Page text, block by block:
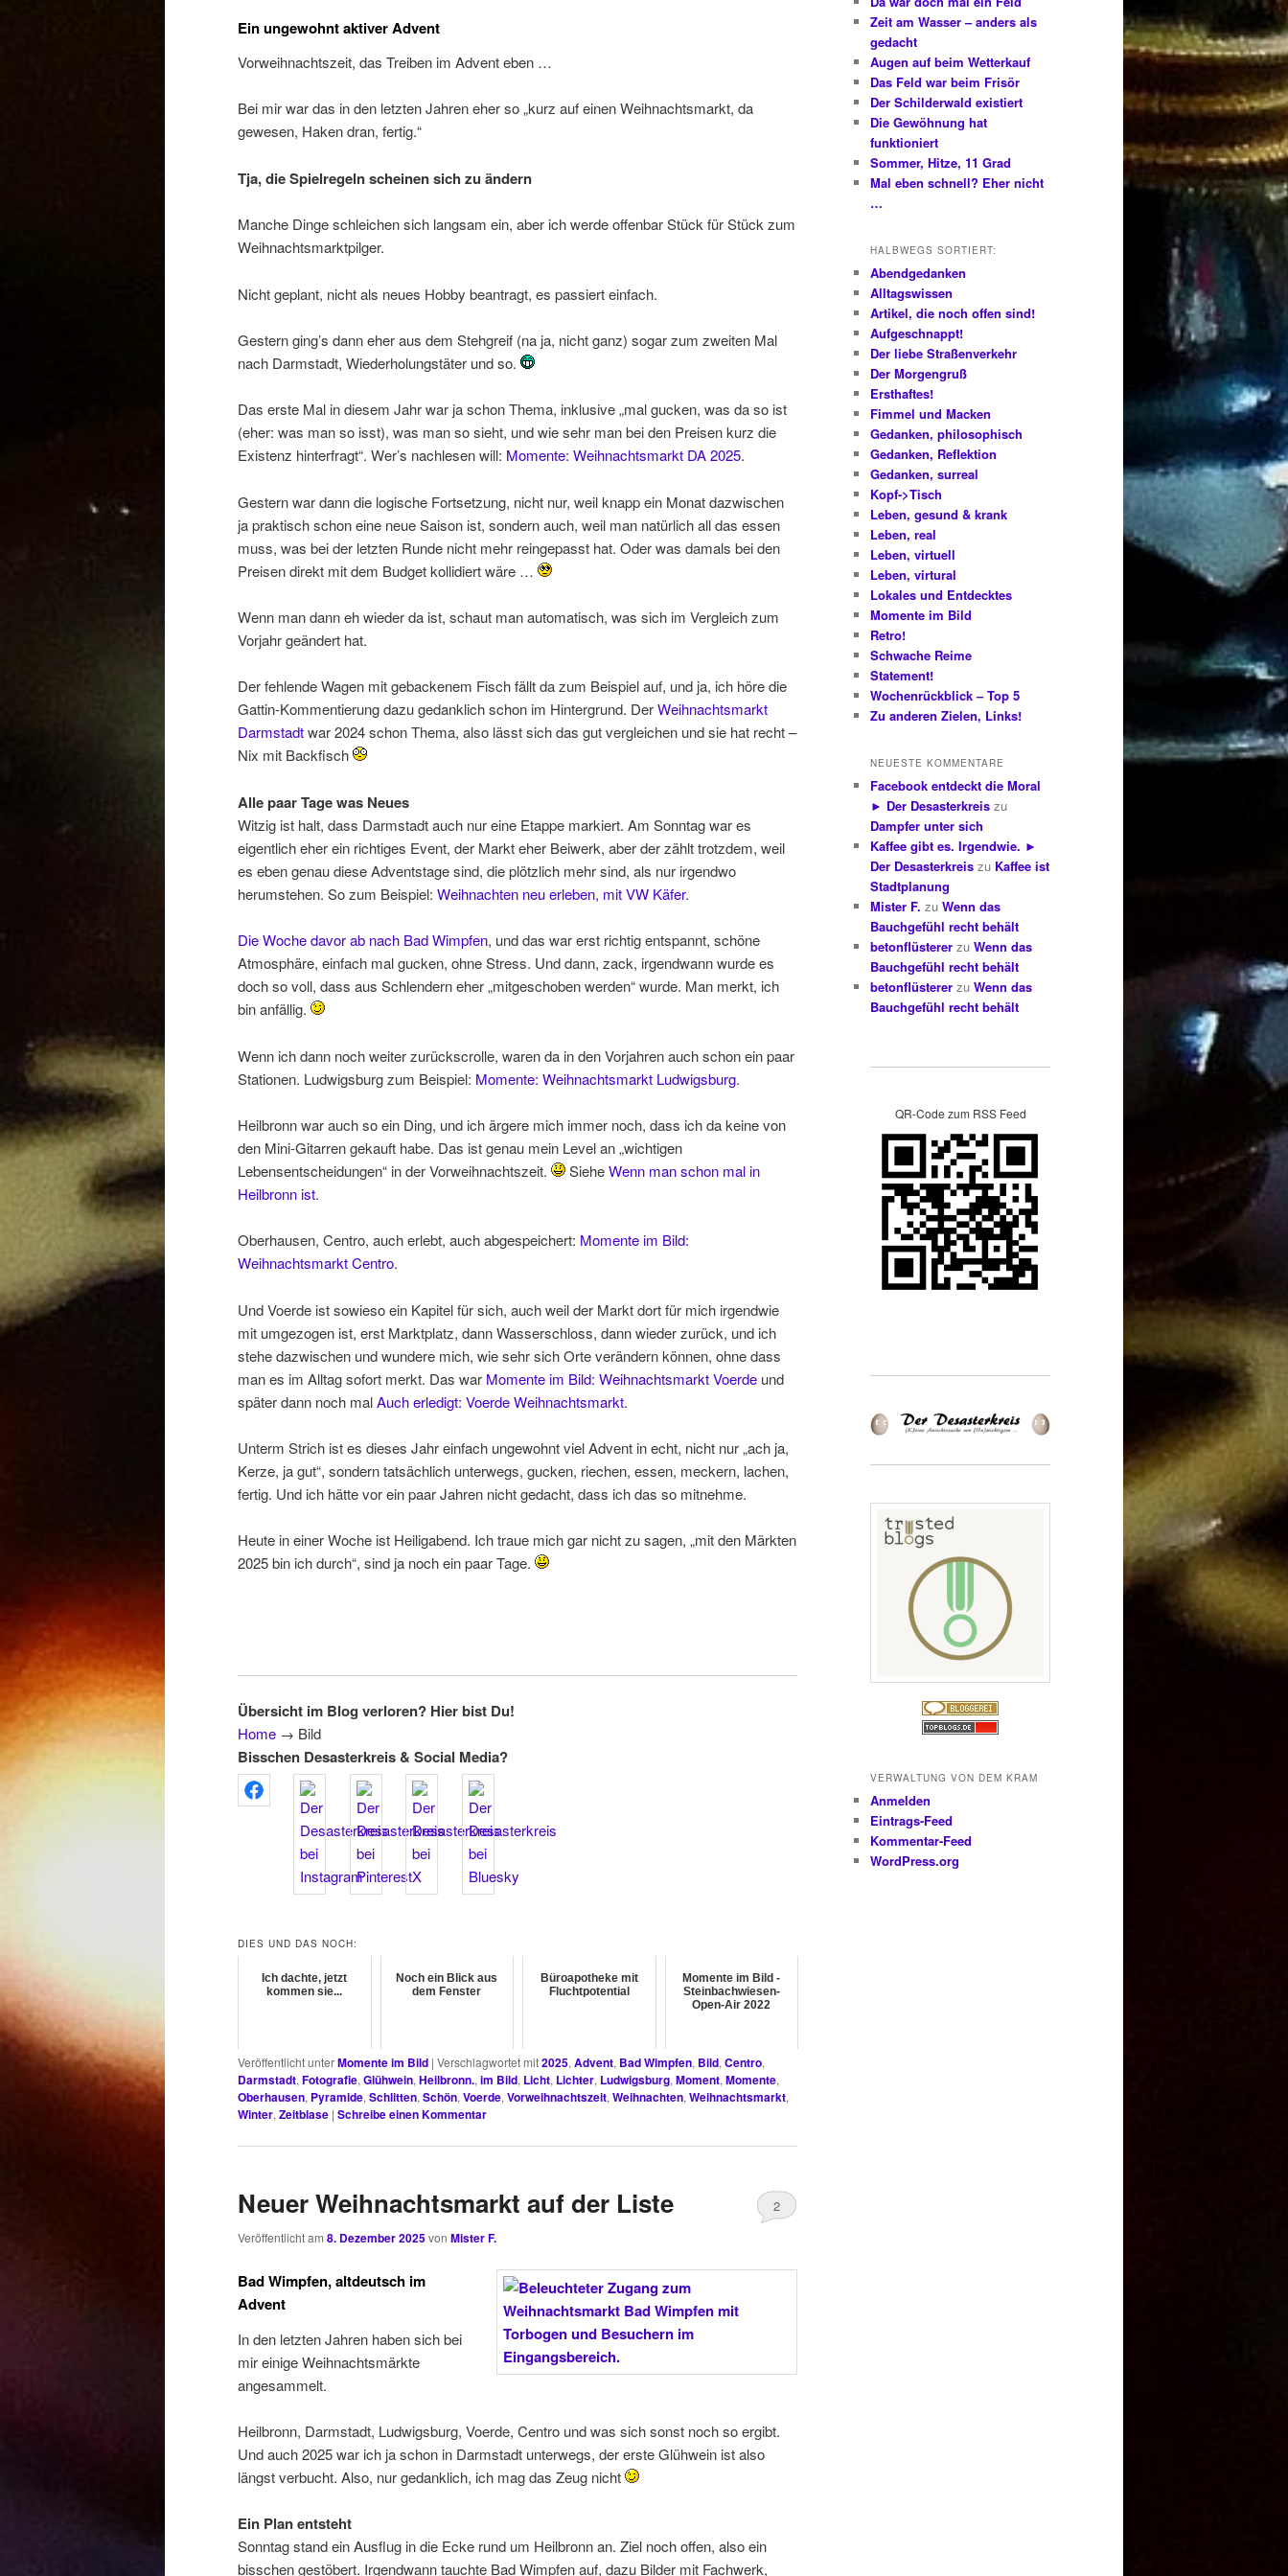
Ein ungewohnt aktiver Advent
Vorweihnachtszeit, das Treiben im Advent eben …
Bei mir war das in den letzten Jahren eher so „kurz auf einen Weihnachtsmarkt, da
gewesen, Haken dran, fertig.“
Tja, die Spielregeln scheinen sich zu ändern
Manche Dinge schleichen sich langsam ein, aber ich werde offenbar Stück für Stück zum
Weihnachtsmarktpilger.
Nicht geplant, nicht als neues Hobby beantragt, es passiert einfach.
Gestern ging’s dann eher aus dem Stehgreif (na ja, nicht ganz) sogar zum zweiten Mal
nach Darmstadt, Wiederholungstäter und so.
Das erste Mal in diesem Jahr war ja schon Thema, inklusive „mal gucken, was da so ist
(eher: was man so isst), was man so sieht, und wie sehr man bei den Preisen kurz die
Existenz hinterfragt“. Wer’s nachlesen will: Momente: Weihnachtsmarkt DA 2025.
Gestern war dann die logische Fortsetzung, nicht nur, weil knapp ein Monat dazwischen
ja praktisch schon eine neue Saison ist, sondern auch, weil man natürlich all das essen
muss, was bei der letzten Runde nicht mehr reingepasst hat. Oder was damals bei den
Preisen direkt mit dem Budget kollidiert wäre …
Wenn man dann eh wieder da ist, schaut man automatisch, was sich im Vergleich zum
Vorjahr geändert hat.
Der fehlende Wagen mit gebackenem Fisch fällt da zum Beispiel auf, und ja, ich höre die
Gattin-Kommentierung dazu gedanklich schon im Hintergrund. DerWeihnachtsmarkt
Darmstadtwar 2024 schon Thema, also lässt sich das gut vergleichen und sie hat recht –
Nix mit Backfisch
Alle paar Tage was Neues
Witzig ist halt, dass Darmstadt auch nur eine Etappe markiert. Am Sonntag war es
eigentlich eher ein richtiges Event, der Markt eher Beiwerk, aber der zählt trotzdem, weil
es eben genau diese Adventstage sind, die plötzlich mehr sind, als nur irgendwo
herumstehen. So zum Beispiel: Weihnachten neu erleben, mit VW Käfer.
Die Woche davor ab nach Bad Wimpfen, und das war erst richtig entspannt, schöne
Atmosphäre, einfach mal gucken, ohne Stress. Und dann, zack, irgendwann wurde es
doch so voll, dass aus Schlendern eher „mitgeschoben werden“ wurde. Man merkt, ich
bin anfällig.
Wenn ich dann noch weiter zurückscrolle, waren da in den Vorjahren auch schon ein paar
Stationen. Ludwigsburg zum Beispiel: Momente: Weihnachtsmarkt Ludwigsburg.
Heilbronn war auch so ein Ding, und ich ärgere mich immer noch, dass ich da keine von
den Mini-Gitarren gekauft habe. Das ist genau mein Level an „wichtigen
Lebensentscheidungen“ in der Vorweihnachtszeit.
SieheWenn man schon mal in
Heilbronn ist.
Oberhausen, Centro, auch erlebt, auch abgespeichert: Momente im Bild:
Weihnachtsmarkt Centro.
Und Voerde ist sowieso ein Kapitel für sich, auch weil der Markt dort für mich irgendwie
mit umgezogen ist, erst Marktplatz, dann Wasserschloss, dann wieder zurück, und ich
stehe dazwischen und wundere mich, wie sehr sich Orte verändern können, ohne dass
man es im Alltag sofort merkt. Das war Momente im Bild: Weihnachtsmarkt Voerde und
später dann noch malAuch erledigt: Voerde Weihnachtsmarkt.
Unterm Strich ist es dieses Jahr einfach ungewohnt viel Advent in echt, nicht nur „ach ja,
Kerze, ja gut“, sondern tatsächlich unterwegs, gucken, riechen, essen, meckern, lachen,
fertig. Und ich hätte vor ein paar Jahren nicht gedacht, dass ich das so mitnehme.
Heute in einer Woche ist Heiligabend. Ich traue mich gar nicht zu sagen, „mit den Märkten
2025 bin ich durch“, sind ja noch ein paar Tage.
Übersicht im Blog verloren? Hier bist Du!
Home → Bild
Bisschen Desasterkreis & Social Media?
DIES UND DAS NOCH:
Ich dachte, jetzt
kommen sie...
Noch ein Blick aus
dem Fenster
Büroapotheke mit
Fluchtpotential
Momente im Bild -
Steinbachwiesen-
Open-Air 2022
Veröffentlicht unterMomente im Bild | Verschlagwortet mit2025, Advent, Bad Wimpfen, Bild, Centro,
Darmstadt, Fotografie, Glühwein, Heilbronn., im Bild, Licht, Lichter, Ludwigsburg, Moment, Momente,
Oberhausen, Pyramide, Schlitten, Schön, Voerde, Vorweihnachtszeit, Weihnachten, Weihnachtsmarkt,
Winter, Zeitblase | Schreibe einen Kommentar
Neuer Weihnachtsmarkt auf der Liste
Veröffentlicht am 8. Dezember 2025von Mister F.
2
Bad Wimpfen, altdeutsch im
Advent
In den letzten Jahren haben sich bei
mir einige Weihnachtsmärkte
angesammelt.
Heilbronn, Darmstadt, Ludwigsburg, Voerde, Centro und was sich sonst noch so ergibt.
Und auch 2025 war ich ja schon in Darmstadt unterwegs, der erste Glühwein ist also
längst verbucht. Also, nur gedanklich, ich mag das Zeug nicht
Ein Plan entsteht
Sonntag stand ein Ausflug in die Ecke rund um Heilbronn an. Ziel noch offen, also ein
bisschen gestöbert. Irgendwann tauchte Bad Wimpfen auf, dazu Bilder mit Fachwerk,
Zeit am Wasser – anders als
gedacht
Augen auf beim Wetterkauf
Das Feld war beim Frisör
Der Schilderwald existiert
Die Gewöhnung hat
funktioniert
Sommer, Hitze, 11 Grad
Mal eben schnell? Eher nicht
…
HALBWEGS SORTIERT:
Abendgedanken
Alltagswissen
Artikel, die noch offen sind!
Aufgeschnappt!
Der liebe Straßenverkehr
Der Morgengruß
Ersthaftes!
Fimmel und Macken
Gedanken, philosophisch
Gedanken, Reflektion
Gedanken, surreal
Kopf->Tisch
Leben, gesund & krank
Leben, real
Leben, virtuell
Leben, virtural
Lokales und Entdecktes
Momente im Bild
Retro!
Schwache Reime
Statement!
Wochenrückblick – Top 5
Zu anderen Zielen, Links!
NEUESTE KOMMENTARE
Facebook entdeckt die Moral
► Der Desasterkreis zu
Dampfer unter sich
Kaffee gibt es. Irgendwie. ►
Der Desasterkreis zu Kaffee ist
Stadtplanung
Mister F. zu Wenn das
Bauchgefühl recht behält
betonflüsterer zu Wenn das
Bauchgefühl recht behält
betonflüsterer zu Wenn das
Bauchgefühl recht behält
QR-Code zum RSS Feed
VERWALTUNG VON DEM KRAM
Anmelden
Eintrags-Feed
Kommentar-Feed
WordPress.org